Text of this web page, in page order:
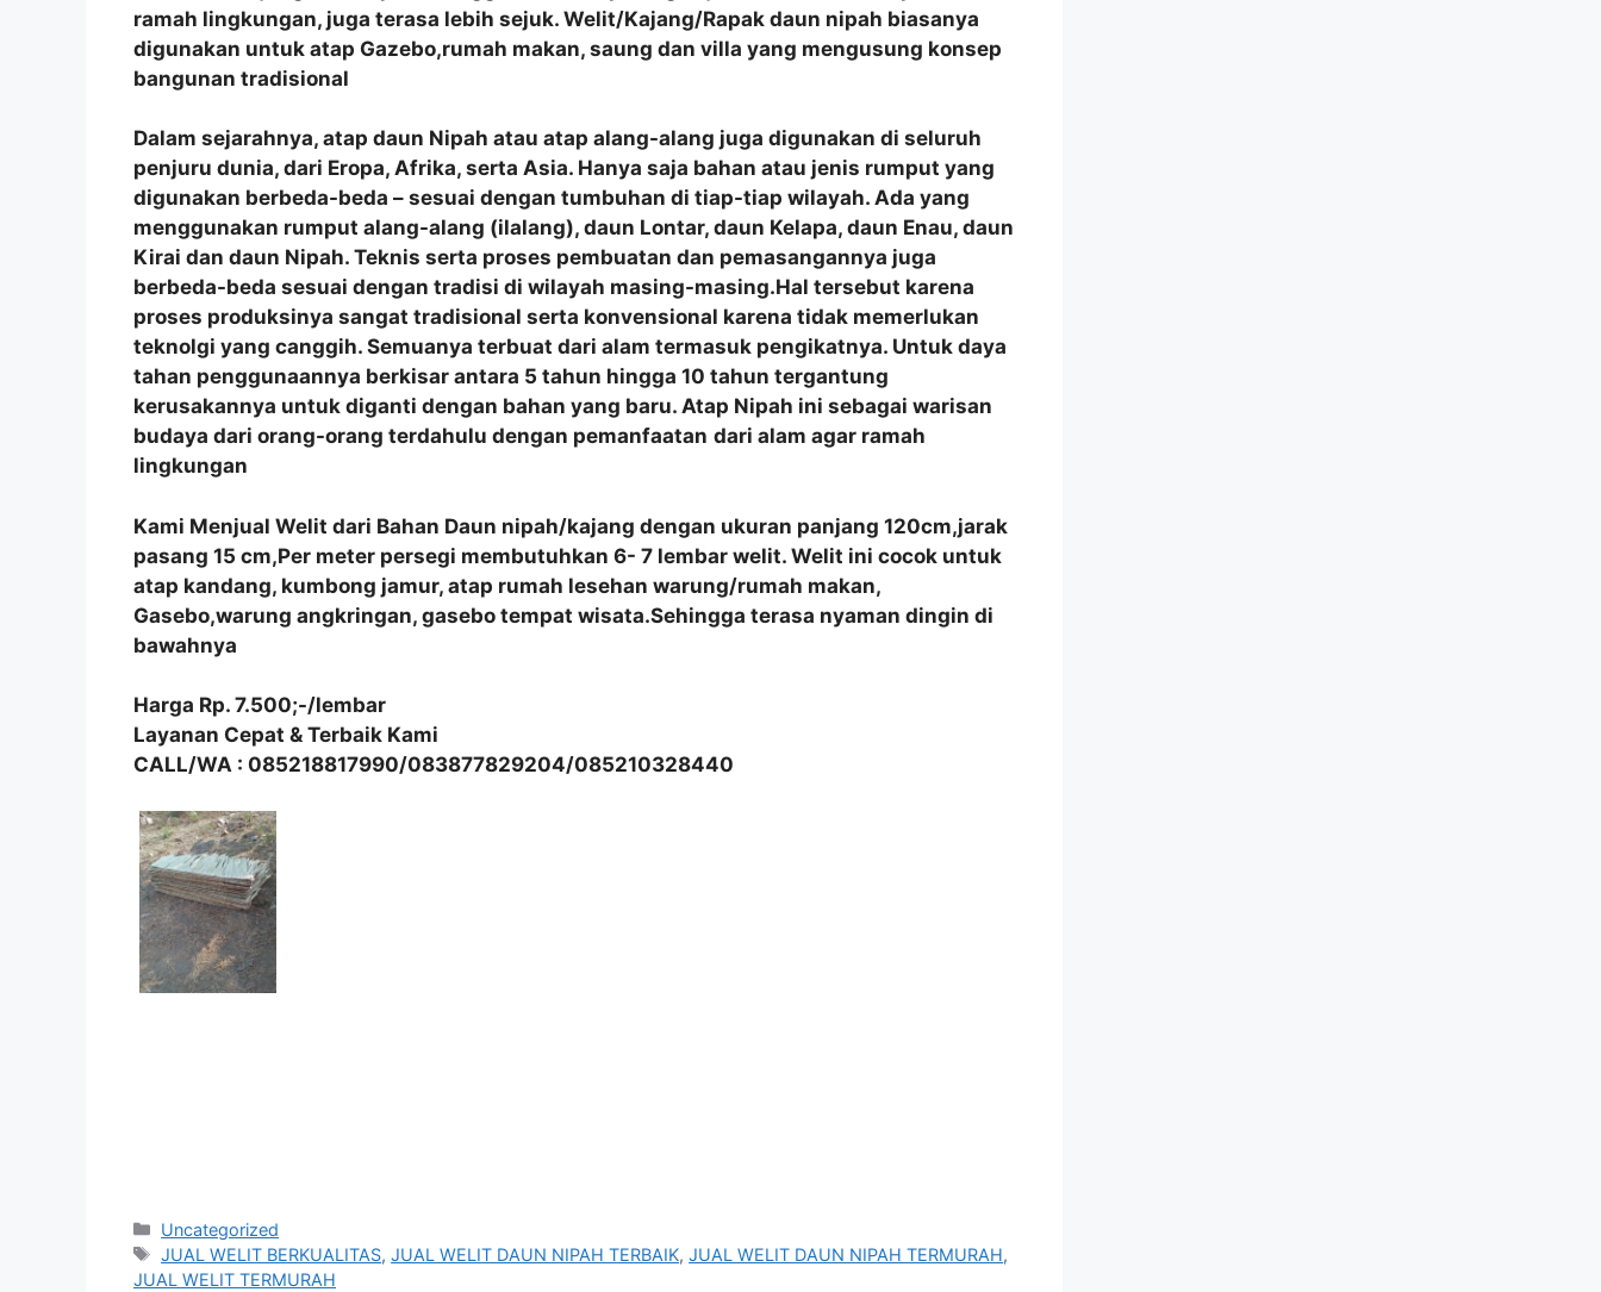
ramah lingkungan, juga terasa lebih sejuk. Welit/Kajang/Rapak daun nipah biasanya
digunakan untuk atap Gazebo,rumah makan, saung dan villa yang mengusung konsep
bangunan tradisional
Dalam sejarahnya, atap daun Nipah atau atap alang-alang juga digunakan di seluruh
penjuru dunia, dari Eropa, Afrika, serta Asia. Hanya saja bahan atau jenis rumput yang
digunakan berbeda-beda – sesuai dengan tumbuhan di tiap-tiap wilayah. Ada yang
menggunakan rumput alang-alang (ilalang), daun Lontar, daun Kelapa, daun Enau, daun
Kirai dan daun Nipah. Teknis serta proses pembuatan dan pemasangannya juga
berbeda-beda sesuai dengan tradisi di wilayah masing-masing.Hal tersebut karena
proses produksinya sangat tradisional serta konvensional karena tidak memerlukan
teknolgi yang canggih. Semuanya terbuat dari alam termasuk pengikatnya. Untuk daya
tahan penggunaannya berkisar antara 5 tahun hingga 10 tahun tergantung
kerusakannya untuk diganti dengan bahan yang baru. Atap Nipah ini sebagai warisan
budaya dari orang-orang terdahulu dengan pemanfaatan dari alam agar ramah
lingkungan
Kami Menjual Welit dari Bahan Daun nipah/kajang dengan ukuran panjang 120cm,jarak
pasang 15 cm,Per meter persegi membutuhkan 6- 7 lembar welit. Welit ini cocok untuk
atap kandang, kumbong jamur, atap rumah lesehan warung/rumah makan,
Gasebo,warung angkringan, gasebo tempat wisata.Sehingga terasa nyaman dingin di
bawahnya
Harga Rp. 7.500;-/lembar
Layanan Cepat & Terbaik Kami
CALL/WA : 085218817990/083877829204/085210328440
Kategori
Uncategorized
Tag
JUAL WELIT BERKUALITAS,JUAL WELIT DAUN NIPAH TERBAIK,JUAL WELIT DAUN NIPAH TERMURAH,
JUAL WELIT TERMURAH